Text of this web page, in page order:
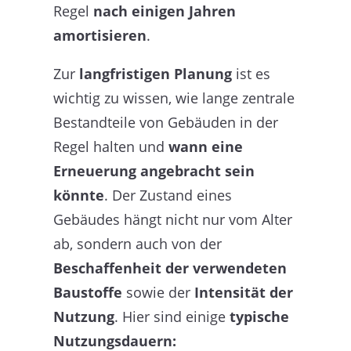
Regel nach einigen Jahren
amortisieren.
Zur langfristigen Planung ist es
wichtig zu wissen, wie lange zentrale
Bestandteile von Gebäuden in der
Regel halten und wann eine
Erneuerung angebracht sein
könnte. Der Zustand eines
Gebäudes hängt nicht nur vom Alter
ab, sondern auch von der
Beschaffenheit der verwendeten
Baustoffe sowie der Intensität der
Nutzung. Hier sind einige typische
Nutzungsdauern: